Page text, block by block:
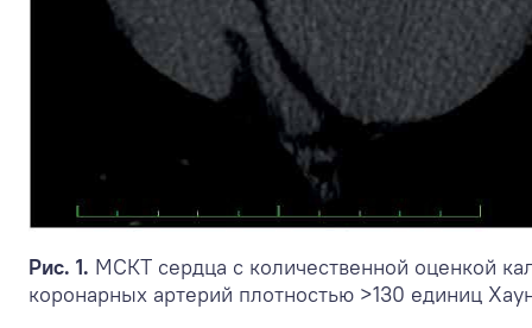
Рис. 1. МСКТ сердца с количественной оценкой
коронарных артерий плотностью >130 единиц